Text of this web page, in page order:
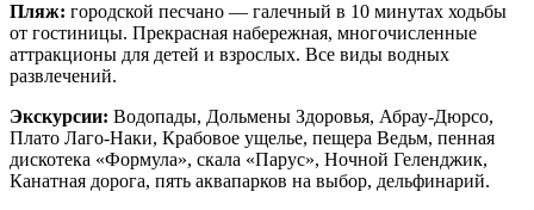
Пляж: городской песчано — галечный в 10 минутах ходьбы
от гостиницы. Прекрасная набережная, многочисленные
аттракционы для детей и взрослых. Все виды водных
развлечений.
Экскурсии: Водопады, Дольмены Здоровья, Абрау-Дюрсо,
Плато Лаго-Наки, Крабовое ущелье, пещера Ведьм, пенная
дискотека «Формула», скала «Парус», Ночной Геленджик,
Канатная дорога, пять аквапарков на выбор, дельфинарий.